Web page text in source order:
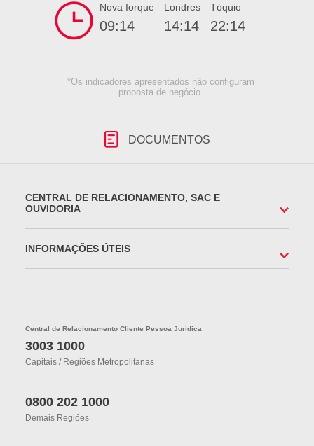
Nova Iorque
09:14
Londres
14:14
Tóquio
22:14
*Os indicadores apresentados não configuram
proposta de negócio.
DOCUMENTOS
CENTRAL DE RELACIONAMENTO, SAC E
OUVIDORIA
INFORMAÇÕES ÚTEIS
Central de Relacionamento Cliente Pessoa Jurídica
3003 1000
Capitais / Regiões Metropolitanas
0800 202 1000
Demais Regiões